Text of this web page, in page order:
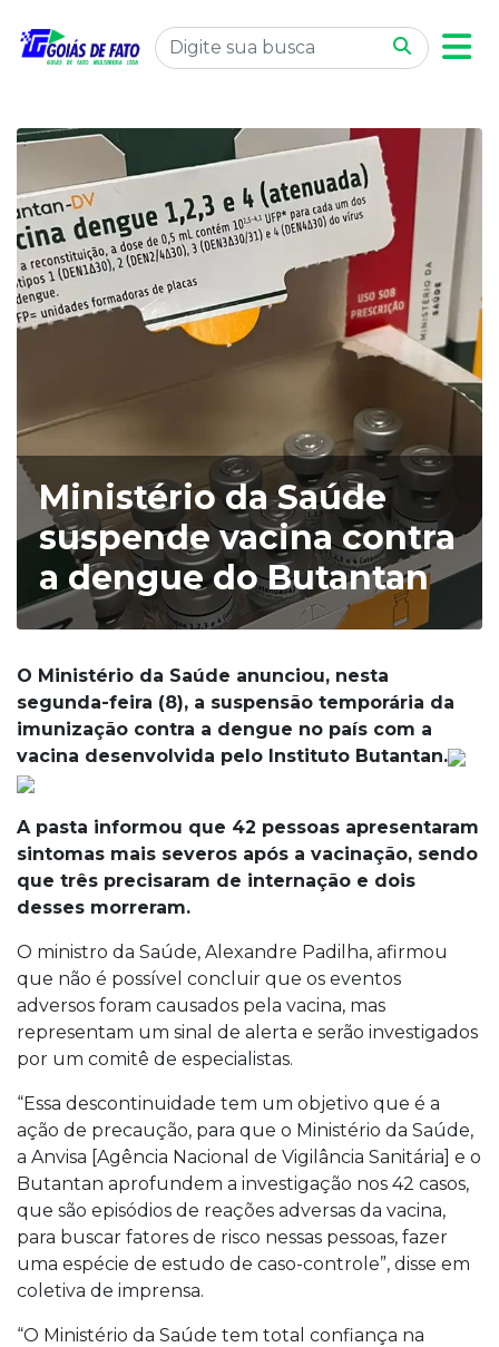
Ministério da Saúde
suspende vacina contra
a dengue do Butantan
O Ministério da Saúde anunciou, nesta
segunda-feira (8), a suspensão temporária da
imunização contra a dengue no país com a
vacina desenvolvida pelo Instituto Butantan.
A pasta informou que 42 pessoas apresentaram
sintomas mais severos após a vacinação, sendo
que três precisaram de internação e dois
desses morreram.
O ministro da Saúde, Alexandre Padilha, afirmou
que não é possível concluir que os eventos
adversos foram causados pela vacina, mas
representam um sinal de alerta e serão investigados
por um comitê de especialistas.
“Essa descontinuidade tem um objetivo que é a
ação de precaução, para que o Ministério da Saúde,
a Anvisa [Agência Nacional de Vigilância Sanitária] e o
Butantan aprofundem a investigação nos 42 casos,
que são episódios de reações adversas da vacina,
para buscar fatores de risco nessas pessoas, fazer
uma espécie de estudo de caso-controle”, disse em
coletiva de imprensa.
“O Ministério da Saúde tem total confiança na